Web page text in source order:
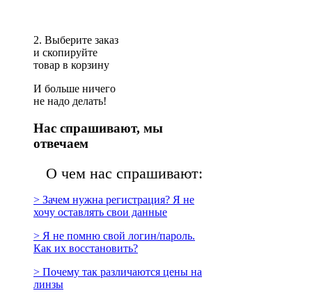
2. Выберите заказ
и скопируйте
товар в корзину
И больше ничего
не надо делать!
Нас спрашивают, мы
отвечаем
О чем нас спрашивают:
> Зачем нужна регистрация? Я не
хочу оставлять свои данные
> Я не помню свой логин/пароль.
Как их восстановить?
> Почему так различаются цены на
линзы